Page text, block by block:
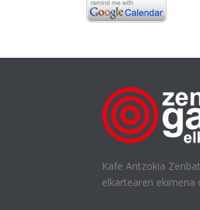
Kafe Antzokia
elkartearen ekimena